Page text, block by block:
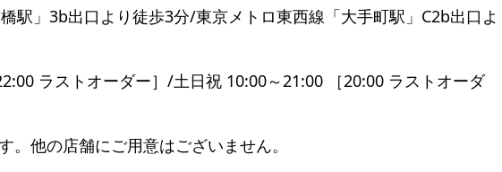
駅」3b出口より徒歩3分/東京メトロ東西線「大手町駅」C2b出口よ
ラストオーダー］/土日祝 10:00～21:00 ［20:00 ラストオーダ
他の店舗にご用意はございません。